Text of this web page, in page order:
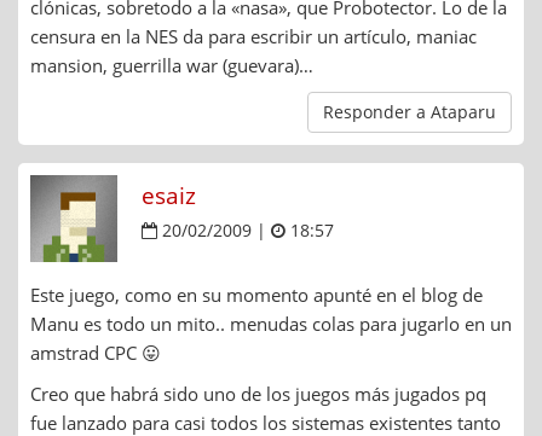
clónicas, sobretodo a la «nasa», que Probotector. Lo de la
censura en la NES da para escribir un artículo, maniac
mansion, guerrilla war (guevara)…
Responder a Ataparu
esaiz
20/02/2009 | 18:57
Este juego, como en su momento apunté en el blog de
Manu es todo un mito.. menudas colas para jugarlo en un
amstrad CPC 😛
Creo que habrá sido uno de los juegos más jugados pq
fue lanzado para casi todos los sistemas existentes tanto